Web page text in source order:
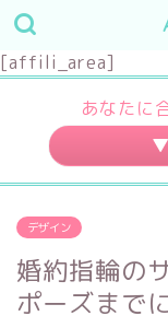
[affili_area]
あなたに
～20万円
デザイン
婚約指輪の
ポーズまで